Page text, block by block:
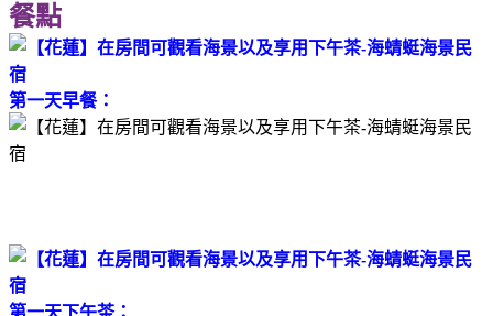
餐點
第一天早餐：
第一天下午茶：